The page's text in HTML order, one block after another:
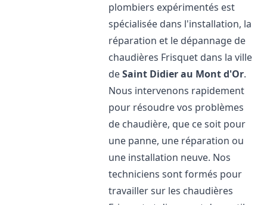
plombiers expérimentés est
spécialisée dans l'installation, la
réparation et le dépannage de
chaudières Frisquet dans la ville
deSaint Didier au Mont d'Or.
Nous intervenons rapidement
pour résoudre vos problèmes
de chaudière, que ce soit pour
une panne, une réparation ou
une installation neuve. Nos
techniciens sont formés pour
travailler sur les chaudières